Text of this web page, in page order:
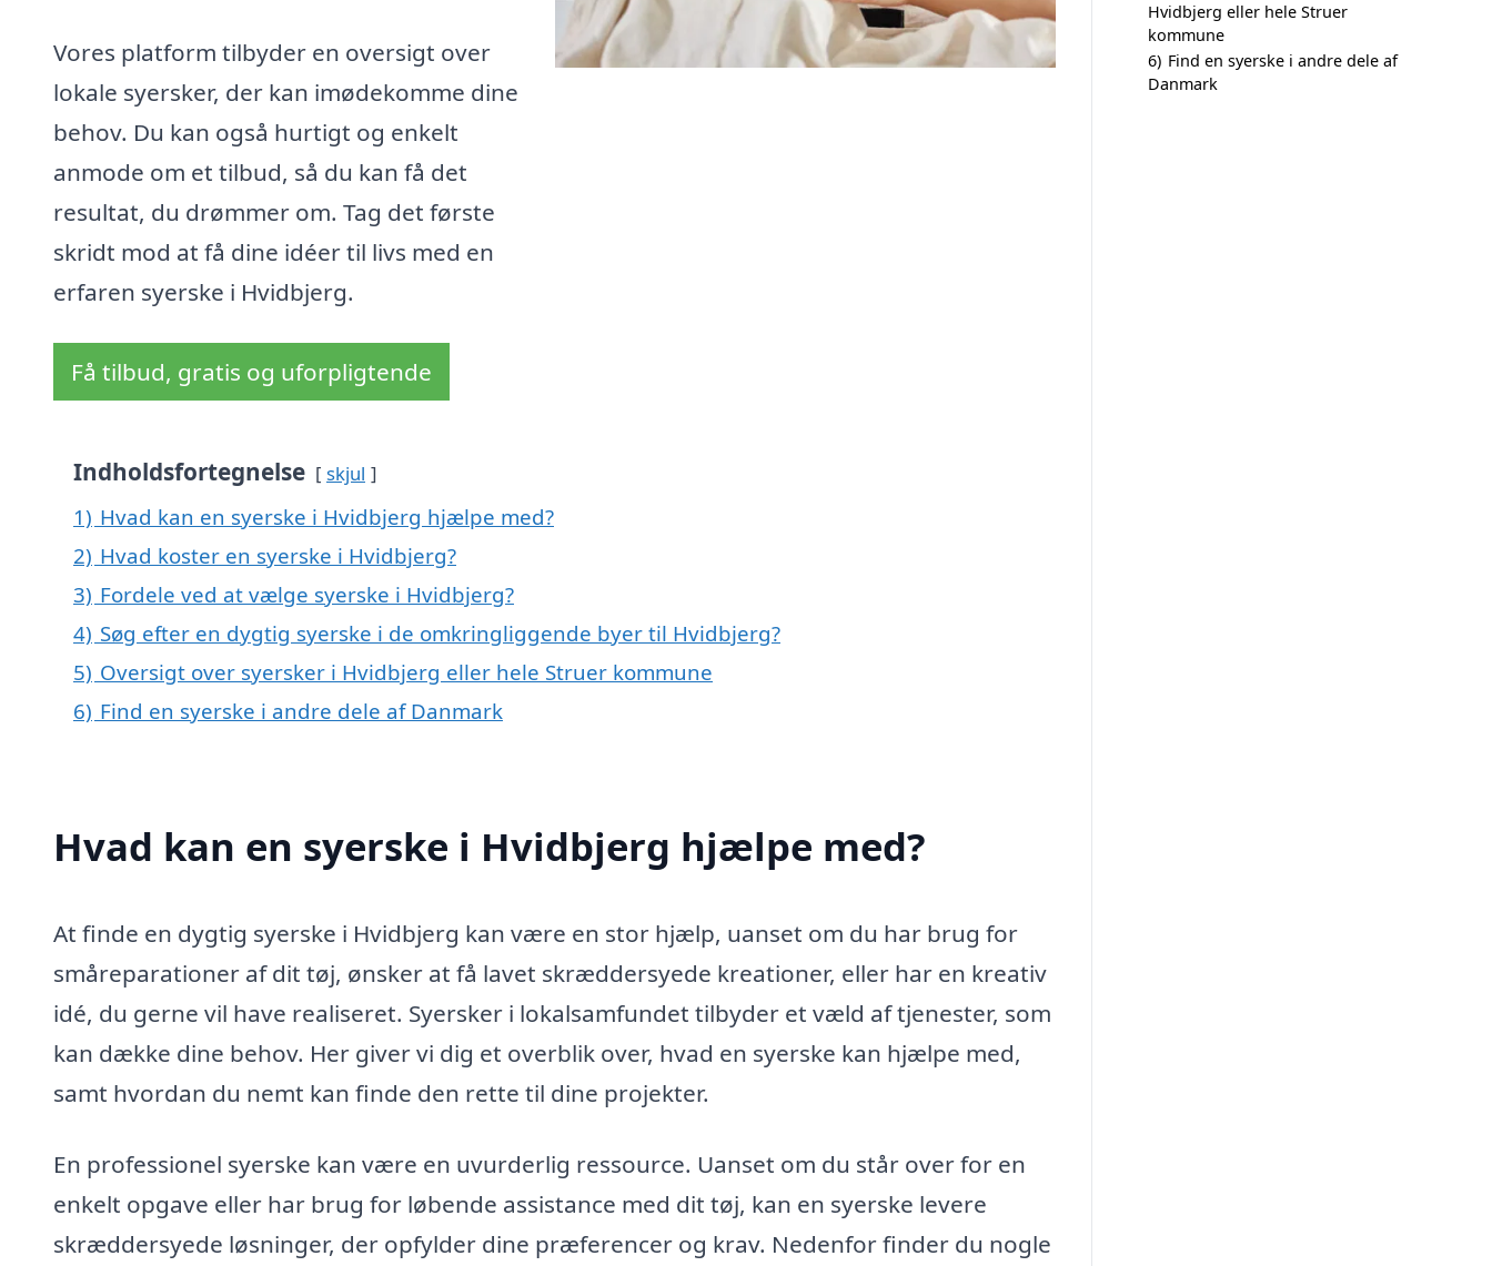
Vores platform tilbyder en oversigt over
lokale syersker, der kan imødekomme dine
behov. Du kan også hurtigt og enkelt
anmode om et tilbud, så du kan få det
resultat, du drømmer om. Tag det første
skridt mod at få dine idéer til livs med en
erfaren syerske i Hvidbjerg.
Få tilbud, gratis og uforpligtende
Indholdsfortegnelse skjul
1) Hvad kan en syerske i Hvidbjerg hjælpe med?
2) Hvad koster en syerske i Hvidbjerg?
3) Fordele ved at vælge syerske i Hvidbjerg?
4) Søg efter en dygtig syerske i de omkringliggende byer til Hvidbjerg?
5) Oversigt over syersker i Hvidbjerg eller hele Struer kommune
6) Find en syerske i andre dele af Danmark
Hvad kan en syerske i Hvidbjerg hjælpe med?
At finde en dygtig syerske i Hvidbjerg kan være en stor hjælp, uanset om du har brug for
småreparationer af dit tøj, ønsker at få lavet skræddersyede kreationer, eller har en kreativ
idé, du gerne vil have realiseret. Syersker i lokalsamfundet tilbyder et væld af tjenester, som
kan dække dine behov. Her giver vi dig et overblik over, hvad en syerske kan hjælpe med,
samt hvordan du nemt kan finde den rette til dine projekter.
En professionel syerske kan være en uvurderlig ressource. Uanset om du står over for en
enkelt opgave eller har brug for løbende assistance med dit tøj, kan en syerske levere
skræddersyede løsninger, der opfylder dine præferencer og krav. Nedenfor finder du nogle
Hvidbjerg eller hele Struer
kommune
6) Find en syerske i andre dele af
Danmark